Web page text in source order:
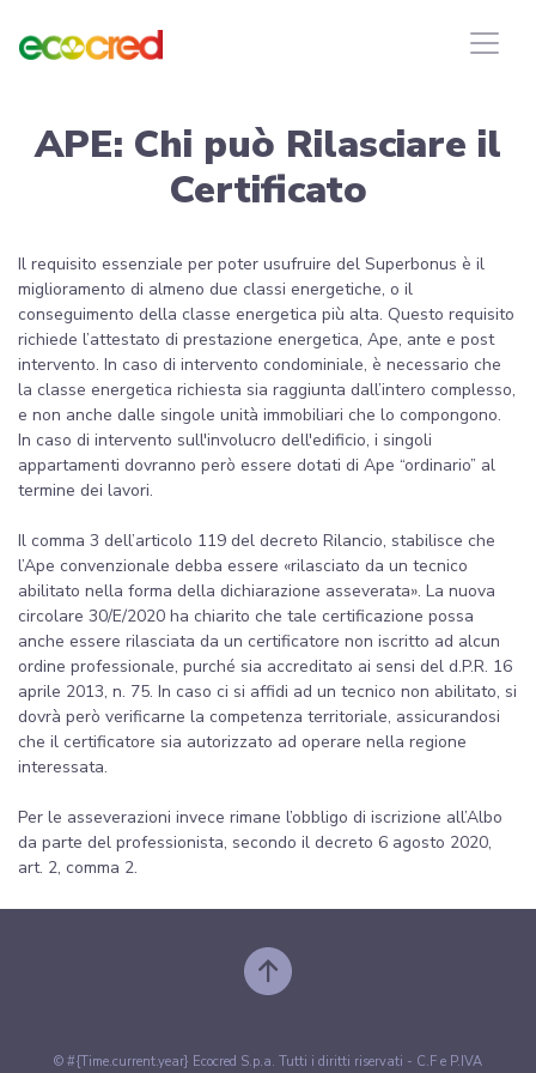
APE: Chi può Rilasciare il
Certificato
Il requisito essenziale per poter usufruire del Superbonus è il
miglioramento di almeno due classi energetiche, o il
conseguimento della classe energetica più alta. Questo requisito
richiede l’attestato di prestazione energetica, Ape, ante e post
intervento. In caso di intervento condominiale, è necessario che
la classe energetica richiesta sia raggiunta dall’intero complesso,
e non anche dalle singole unità immobiliari che lo compongono.
In caso di intervento sull'involucro dell'edificio, i singoli
appartamenti dovranno però essere dotati di Ape “ordinario” al
termine dei lavori.
Il comma 3 dell’articolo 119 del decreto Rilancio, stabilisce che
l’Ape convenzionale debba essere «rilasciato da un tecnico
abilitato nella forma della dichiarazione asseverata». La nuova
circolare 30/E/2020 ha chiarito che tale certificazione possa
anche essere rilasciata da un certificatore non iscritto ad alcun
ordine professionale, purché sia accreditato ai sensi del d.P.R. 16
aprile 2013, n. 75. In caso ci si affidi ad un tecnico non abilitato, si
dovrà però verificarne la competenza territoriale, assicurandosi
che il certificatore sia autorizzato ad operare nella regione
interessata.
Per le asseverazioni invece rimane l’obbligo di iscrizione all’Albo
da parte del professionista, secondo il decreto 6 agosto 2020,
art. 2, comma 2.
© #{Time.current.year} Ecocred S.p.a. Tutti i diritti riservati - C.F e P.IVA